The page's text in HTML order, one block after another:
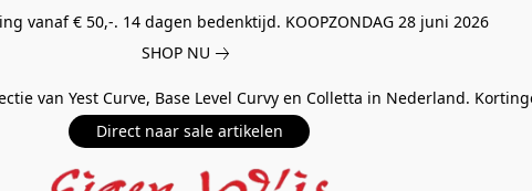
vanaf € 50,-. 14 dagen bedenktijd. KOOPZONDAG 28 juni 2026
SHOP NU
van Yest Curve, Base Level Curvy en Colletta in Nederland.
Direct naar sale artikelen